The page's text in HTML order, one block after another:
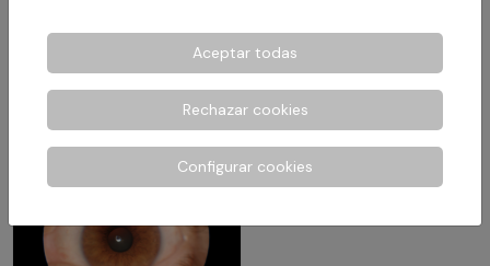
Láser SLT
Selectiva (SLT)?
Aceptar todas
Rechazar cookies
Configurar cookies